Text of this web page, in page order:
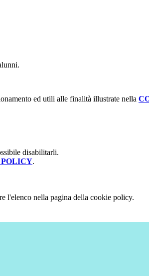
ed utili alle finalità illustrate nella
disabilitarli.
.
l'elenco nella pagina della cookie policy.